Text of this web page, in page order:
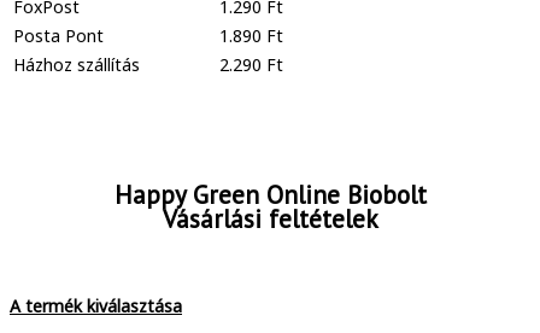
FoxPost
1.290 Ft
Posta Pont
1.890 Ft
Házhoz szállítás
2.290 Ft
Happy Green Online Biobolt
Vásárlási feltételek
A termék kiválasztása